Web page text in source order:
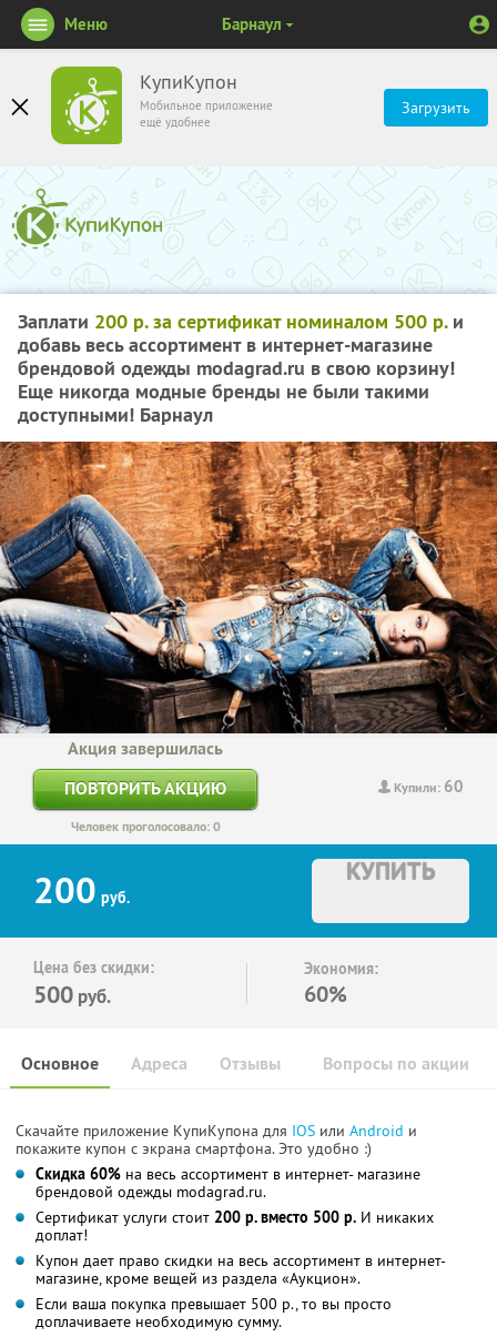
КупиКупон
Мобильное приложение
ещё удобнее
Загрузить
Меню Барнаул
Заплати 200 р. за сертификат номиналом 500 р.и
добавь весь ассортимент в интернет-магазине
брендовой одежды modagrad.ru в свою корзину!
Еще никогда модные бренды не были такими
доступными! Барнаул
Купили: 60
Акция завершилась
ПОВТОРИТЬ АКЦИЮ
Человек проголосовало: 0
200 руб.
КУПИТЬ
Цена без скидки:
500 руб.
Экономия:
60%
Основное Отзывы Вопросы по акции
Адреса
Скачайте приложение КупиКупона для IOS или Android и
покажите купон с экрана смартфона. Это удобно :)
Скидка 60% на весь ассортимент в интернет- магазине
брендовой одежды modagrad.ru.
Сертификат услуги стоит 200 р. вместо 500 р. И никаких
доплат!
Купон дает право скидки на весь ассортимент в интернет-
магазине, кроме вещей из раздела «Аукцион».
Если ваша покупка превышает 500 р., то вы просто
доплачиваете необходимую сумму.